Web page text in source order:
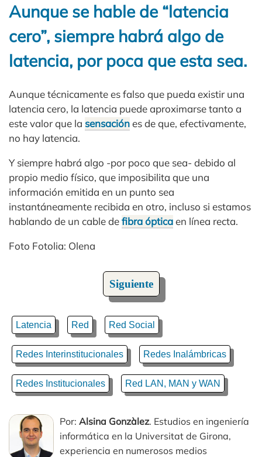
Aunque se hable de “latencia
cero”, siempre habrá algo de
latencia, por poca que esta sea.
Aunque técnicamente es falso que pueda existir una
latencia cero, la latencia puede aproximarse tanto a
este valor que la sensaciónes de que, efectivamente,
no hay latencia.
Y siempre habrá algo -por poco que sea- debido al
propio medio físico, que imposibilita que una
información emitida en un punto sea
instantáneamente recibida en otro, incluso si estamos
hablando de un cable defibra ópticaen línea recta.
Foto Fotolia: Olena
Siguiente
Latencia Red Red Social
Redes Interinstitucionales Redes Inalámbricas
Redes Institucionales Red LAN, MAN y WAN
Por: Alsina Gonzàlez. Estudios en ingeniería
informática en la Universitat de Girona,
experiencia en numerosos medios